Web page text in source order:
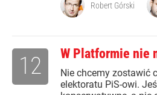
Robert Górski
W Platformie nie
Nie chcemy zostawić
elektoratu PiS-owi.
12